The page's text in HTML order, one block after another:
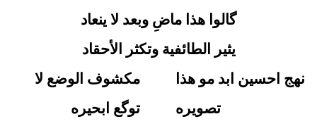
گالوا هذا ماضِ وبعد لا ينعاد
يثير الطائفية وتكثر الأحقاد
نهج احسين ابد مو هذا
تصويره
مكشوف الوضع لا
توگع ابحيره